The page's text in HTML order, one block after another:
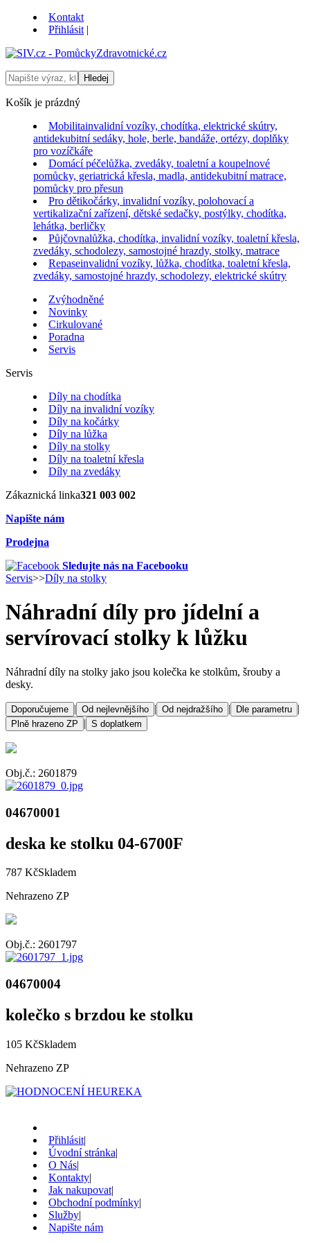
Kontakt
Přihlásit |
Košík je prázdný
Mobilitainvalidní vozíky, chodítka, elektrické skútry,
antidekubitní sedáky, hole, berle, bandáže, ortézy, doplňky
pro vozíčkáře
Domácí péčelůžka, zvedáky, toaletní a koupelnové
pomůcky, geriatrická křesla, madla, antidekubitní matrace,
pomůcky pro přesun
Pro dětikočárky, invalidní vozíky, polohovací a
vertikalizační zařízení, dětské sedačky, postýlky, chodítka,
lehátka, berličky
Půjčovnalůžka, chodítka, invalidní vozíky, toaletní křesla,
zvedáky, schodolezy, samostojné hrazdy, stolky, matrace
Repaseinvalidní vozíky, lůžka, chodítka, toaletní křesla,
zvedáky, samostojné hrazdy, schodolezy, elektrické skútry
Zvýhodněné
Novinky
Cirkulované
Poradna
Servis
Servis
Díly na chodítka
Díly na invalidní vozíky
Díly na kočárky
Díly na lůžka
Díly na stolky
Díly na toaletní křesla
Díly na zvedáky
Zákaznická linka321 003 002
Napište nám
Prodejna
Sledujte nás na Facebooku
Servis>>Díly na stolky
Náhradní díly pro jídelní a
servírovací stolky k lůžku
Náhradní díly na stolky jako jsou kolečka ke stolkům, šrouby a
desky.
Doporučujeme | Od nejlevnějšího | Od nejdražšího | Dle parametru |
Plně hrazeno ZP | S doplatkem
Obj.č.: 2601879
04670001
deska ke stolku 04-6700F
787 KčSkladem
Nehrazeno ZP
Obj.č.: 2601797
04670004
kolečko s brzdou ke stolku
105 KčSkladem
Nehrazeno ZP
Přihlásit|
Úvodní stránka|
O Nás|
Kontakty|
Jak nakupovat|
Obchodní podmínky|
Služby|
Napište nám